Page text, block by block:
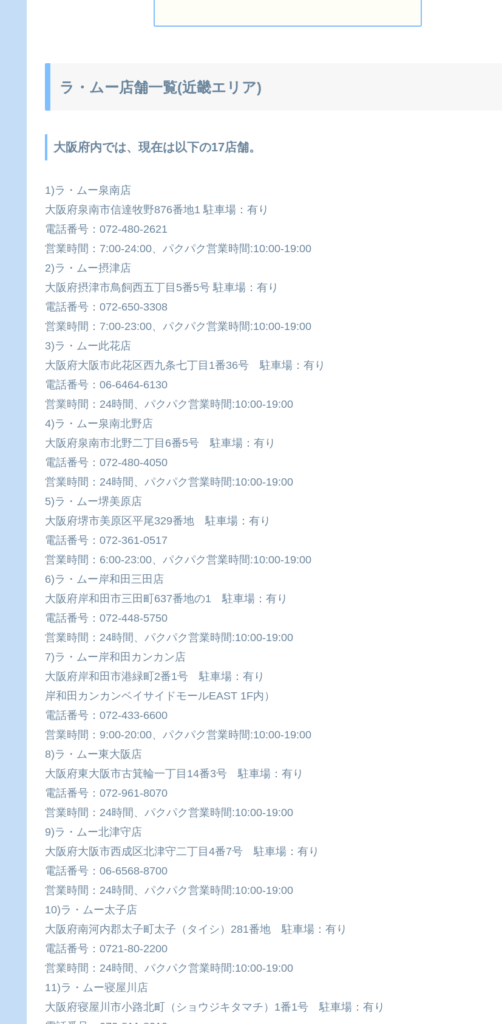
ラ・ムー店舗一覧(近畿エリア)
大阪府内では、現在は以下の17店舗。
1)ラ・ムー泉南店
大阪府泉南市信達牧野876番地1 駐車場：有り
電話番号：072-480-2621
営業時間：7:00-24:00、パクパク営業時間:10:00-19:00
2)ラ・ムー摂津店
大阪府摂津市鳥飼西五丁目5番5号 駐車場：有り
電話番号：072-650-3308
営業時間：7:00-23:00、パクパク営業時間:10:00-19:00
3)ラ・ムー此花店
大阪府大阪市此花区西九条七丁目1番36号 駐車場：有り
電話番号：06-6464-6130
営業時間：24時間、パクパク営業時間:10:00-19:00
4)ラ・ムー泉南北野店
大阪府泉南市北野二丁目6番5号 駐車場：有り
電話番号：072-480-4050
営業時間：24時間、パクパク営業時間:10:00-19:00
5)ラ・ムー堺美原店
大阪府堺市美原区平尾329番地 駐車場：有り
電話番号：072-361-0517
営業時間：6:00-23:00、パクパク営業時間:10:00-19:00
6)ラ・ムー岸和田三田店
大阪府岸和田市三田町637番地の1 駐車場：有り
電話番号：072-448-5750
営業時間：24時間、パクパク営業時間:10:00-19:00
7)ラ・ムー岸和田カンカン店
大阪府岸和田市港緑町2番1号 駐車場：有り
岸和田カンカンベイサイドモールEAST 1F内）
電話番号：072-433-6600
営業時間：9:00-20:00、パクパク営業時間:10:00-19:00
8)ラ・ムー東大阪店
大阪府東大阪市古箕輪一丁目14番3号 駐車場：有り
電話番号：072-961-8070
営業時間：24時間、パクパク営業時間:10:00-19:00
9)ラ・ムー北津守店
大阪府大阪市西成区北津守二丁目4番7号 駐車場：有り
電話番号：06-6568-8700
営業時間：24時間、パクパク営業時間:10:00-19:00
10)ラ・ムー太子店
大阪府南河内郡太子町太子（タイシ）281番地 駐車場：有り
電話番号：0721-80-2200
営業時間：24時間、パクパク営業時間:10:00-19:00
11)ラ・ムー寝屋川店
大阪府寝屋川市小路北町（ショウジキタマチ）1番1号 駐車場：有り